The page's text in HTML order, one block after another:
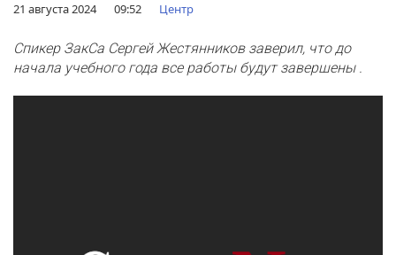
21 августа 2024 09:52 Центр
Спикер ЗакСа Сергей Жестянников заверил, что до
начала учебного года все работы будут завершены .